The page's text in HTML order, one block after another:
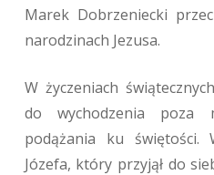
Marek Dobrzeniecki
narodzinach Jezusa.
W życzeniach
do wychodzenia poza
podążania ku świętości.
Józefa, który przyjął do